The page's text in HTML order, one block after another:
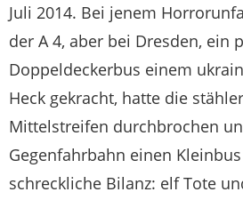
Juli 2014. Bei jenem
der A 4, aber bei Dresden, ein
Doppeldeckerbus einem
Heck gekracht, hatte die
Mittelstreifen durchbrochen
Gegenfahrbahn einen
schreckliche Bilanz: elf Tote